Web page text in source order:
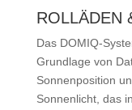
ROLLÄDEN
Das DOMIQ-
Grundlage von
Sonnenposition
Sonnenlicht, das